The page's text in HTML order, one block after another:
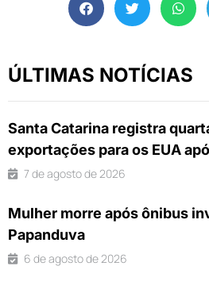
ÚLTIMAS NOTÍCIAS
Santa Catarina registra
exportações para os EUA
7 de agosto de 2026
Mulher morre após ônibus
Papanduva
6 de agosto de 2026